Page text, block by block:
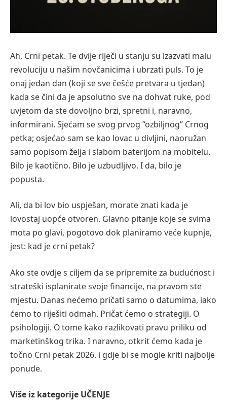
Ah, Crni petak. Te dvije riječi u stanju su izazvati malu
revoluciju u našim novčanicima i ubrzati puls. To je
onaj jedan dan (koji se sve češće pretvara u tjedan)
kada se čini da je apsolutno sve na dohvat ruke, pod
uvjetom da ste dovoljno brzi, spretni i, naravno,
informirani. Sjećam se svog prvog “ozbiljnog” Crnog
petka; osjećao sam se kao lovac u divljini, naoružan
samo popisom želja i slabom baterijom na mobitelu.
Bilo je kaotično. Bilo je uzbudljivo. I da, bilo je
popusta.
Ali, da bi lov bio uspješan, morate znati kada je
lovostaj uopće otvoren. Glavno pitanje koje se svima
mota po glavi, pogotovo dok planiramo veće kupnje,
jest: kad je crni petak?
Ako ste ovdje s ciljem da se pripremite za budućnost i
strateški isplanirate svoje financije, na pravom ste
mjestu. Danas nećemo pričati samo o datumima, iako
ćemo to riješiti odmah. Pričat ćemo o strategiji. O
psihologiji. O tome kako razlikovati pravu priliku od
marketinškog trika. I naravno, otkrit ćemo kada je
točno Crni petak 2026. i gdje bi se mogle kriti najbolje
ponude.
Više iz kategorije UČENJE